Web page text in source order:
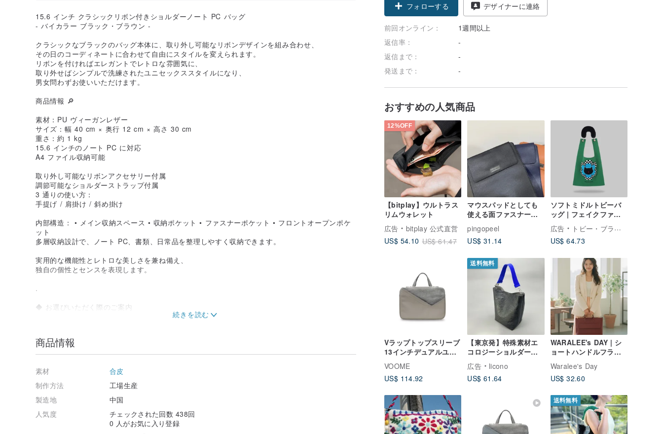
フォローする デザイナーに連絡
前回オンライン：
1週間以上
返信率：
-
返信まで：
-
発送まで：
-
おすすめの人気商品
12%OFF
【bitplay】ウルトラス
リムウォレット
広告
bitplay 公式直営
US$ 54.10 US$ 61.47
マウスパッドとしても
使える面ファスナー式
pingopeel
US$ 31.14
ソフトミドルトビーバ
ッグ | フェイクファー
ショルダーストラップ
付き
広告
トビー・ブラック
US$ 64.73
Vラップトップスリーブ
13インチデュアルユー
スVラップトップバッグ
コンピューターバッグ
ムーンロックブラウン
VOOME
US$ 114.92
送料無料
【東京発】特殊素材エ
コロジーショルダー
black tyvek ×
ultramarine blue バッ
グ ショルダーバッグ
広告
licono
US$ 61.64
WARALEE's DAY | シ
ョートハンドルフラッ
トスクエアトートバッ
グ - 赤ワイン色
Waralee's Day
US$ 32.60
送料無料
15.6 インチ クラシックリボン付きショルダーノート PC バッグ
- バイカラー ブラック・ブラウン -
クラシックなブラックのバッグ本体に、取り外し可能なリボンデザインを組み合わせ、
その日のコーディネートに合わせて自由にスタイルを変えられます。
リボンを付ければエレガントでレトロな雰囲気に、
取り外せばシンプルで洗練されたユニセックススタイルになり、
男女問わずお使いいただけます。
商品情報 🔎
素材：PU ヴィーガンレザー
サイズ：幅 40 cm × 奥行 12 cm × 高さ 30 cm
重さ：約 1 kg
15.6 インチのノート PC に対応
A4 ファイル収納可能
取り外し可能なリボンアクセサリー付属
調節可能なショルダーストラップ付属
3 通りの使い方：
手提げ / 肩掛け / 斜め掛け
内部構造： • メイン収納スペース • 収納ポケット • ファスナーポケット • フロントオープンポケ
ット
多層収納設計で、ノート PC、書類、日常品を整理しやすく収納できます。
実用的な機能性とレトロな美しさを兼ね備え、
独自の個性とセンスを表現します。
.
◆ お選びいただく際のご案内
すすめします。
サイズにご不明な点がございましたら、ご注文前にお気軽にお問い合わせください。
🚚 配送について
• 在庫がある商品は月曜日から金曜日まで毎日発送手配を行っております。祝祭日は発送を休止い
たします。
• 予約商品は、お届けまでに約 10〜15 営業日（祝祭日を除く）かかります。実際の到着時間は物
商品情報
素材
合皮
制作方法
工場生産
製造地
中国
人気度
チェックされた回数 438回
0 人がお気に入り登録